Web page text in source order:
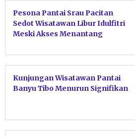
Pesona Pantai Srau Pacitan
Sedot Wisatawan Libur Idulfitri
Meski Akses Menantang
Kunjungan Wisatawan Pantai
Banyu Tibo Menurun Signifikan